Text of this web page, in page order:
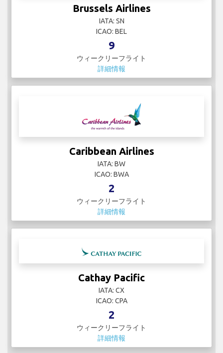
Brussels Airlines
IATA: SN
ICAO: BEL
9
ウィークリーフライト
詳細情報
Caribbean Airlines
IATA: BW
ICAO: BWA
2
ウィークリーフライト
詳細情報
Cathay Pacific
IATA: CX
ICAO: CPA
2
ウィークリーフライト
詳細情報